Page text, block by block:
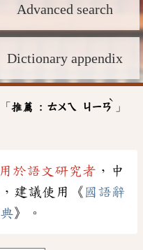
Advanced search
Dictionary appendix
「 推薦 : ㄊㄨㄟ ㄐㄧㄢ
ˋ
」
於語文研究者 ，中
建議使用《 國語辭
》。